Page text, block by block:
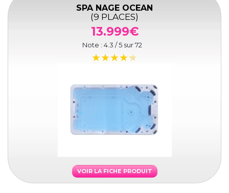
SPA NAGE OCEAN
(9 PLACES)
13.999€
Note : 4.3 / 5 sur72
VOIR LA FICHE PRODUIT